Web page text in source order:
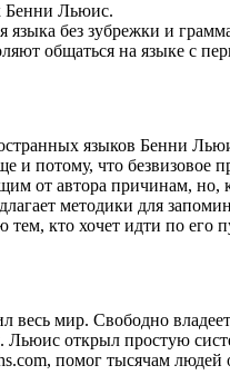
Бенни Льюис.
языка без зубрежки и
общаться на языке с
языков Бенни
и потому, что
от автора причинам,
методики для
тем, кто хочет идти по его
мир. Свободно
открыл простую
помог тысячам